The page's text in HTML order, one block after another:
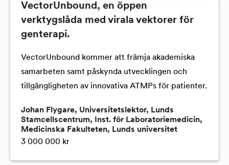
VectorUnbound, en öppen
verktygslåda med virala vektorer för
genterapi.
VectorUnbound kommer att främja akademiska
samarbeten samt påskynda utvecklingen och
tillgängligheten av innovativa ATMPs för patienter.
Johan Flygare, Universitetslektor, Lunds
Stamcellscentrum, Inst. för Laboratoriemedicin,
Medicinska Fakulteten, Lunds universitet
3 000 000 kr